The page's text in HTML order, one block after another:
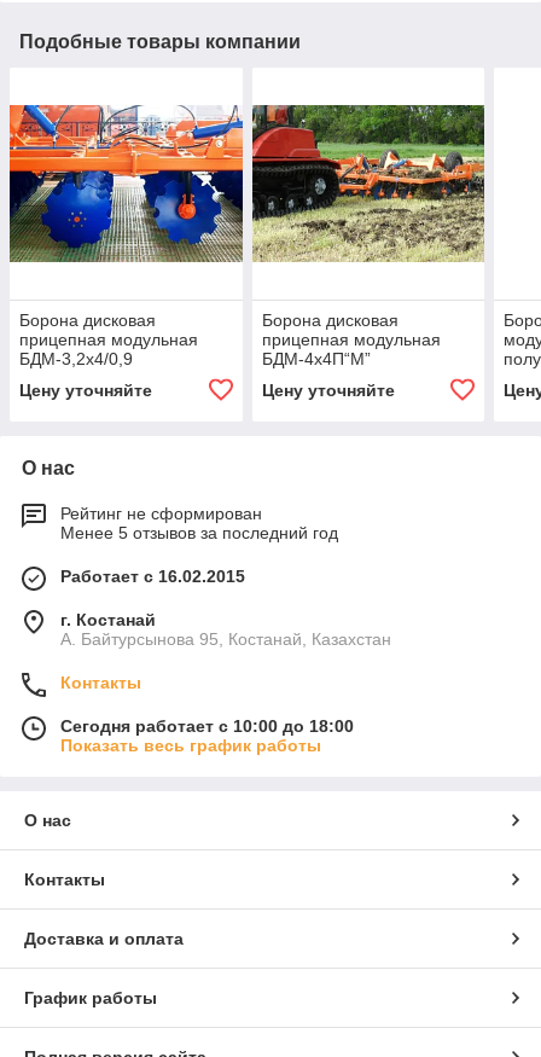
Подобные товары компании
Борона дисковая
прицепная модульная
БДМ-3,2х4/0,9
Цену уточняйте
Борона дисковая
прицепная модульная
БДМ-4х4П“М”
Цену уточняйте
О нас
Рейтинг не сформирован
Менее 5 отзывов за последний год
Работает с 16.02.2015
г. Костанай
А. Байтурсынова 95, Костанай, Казахстан
Контакты
Сегодня работает с 10:00 до 18:00
Показать весь график работы
О нас
Контакты
Доставка и оплата
График работы